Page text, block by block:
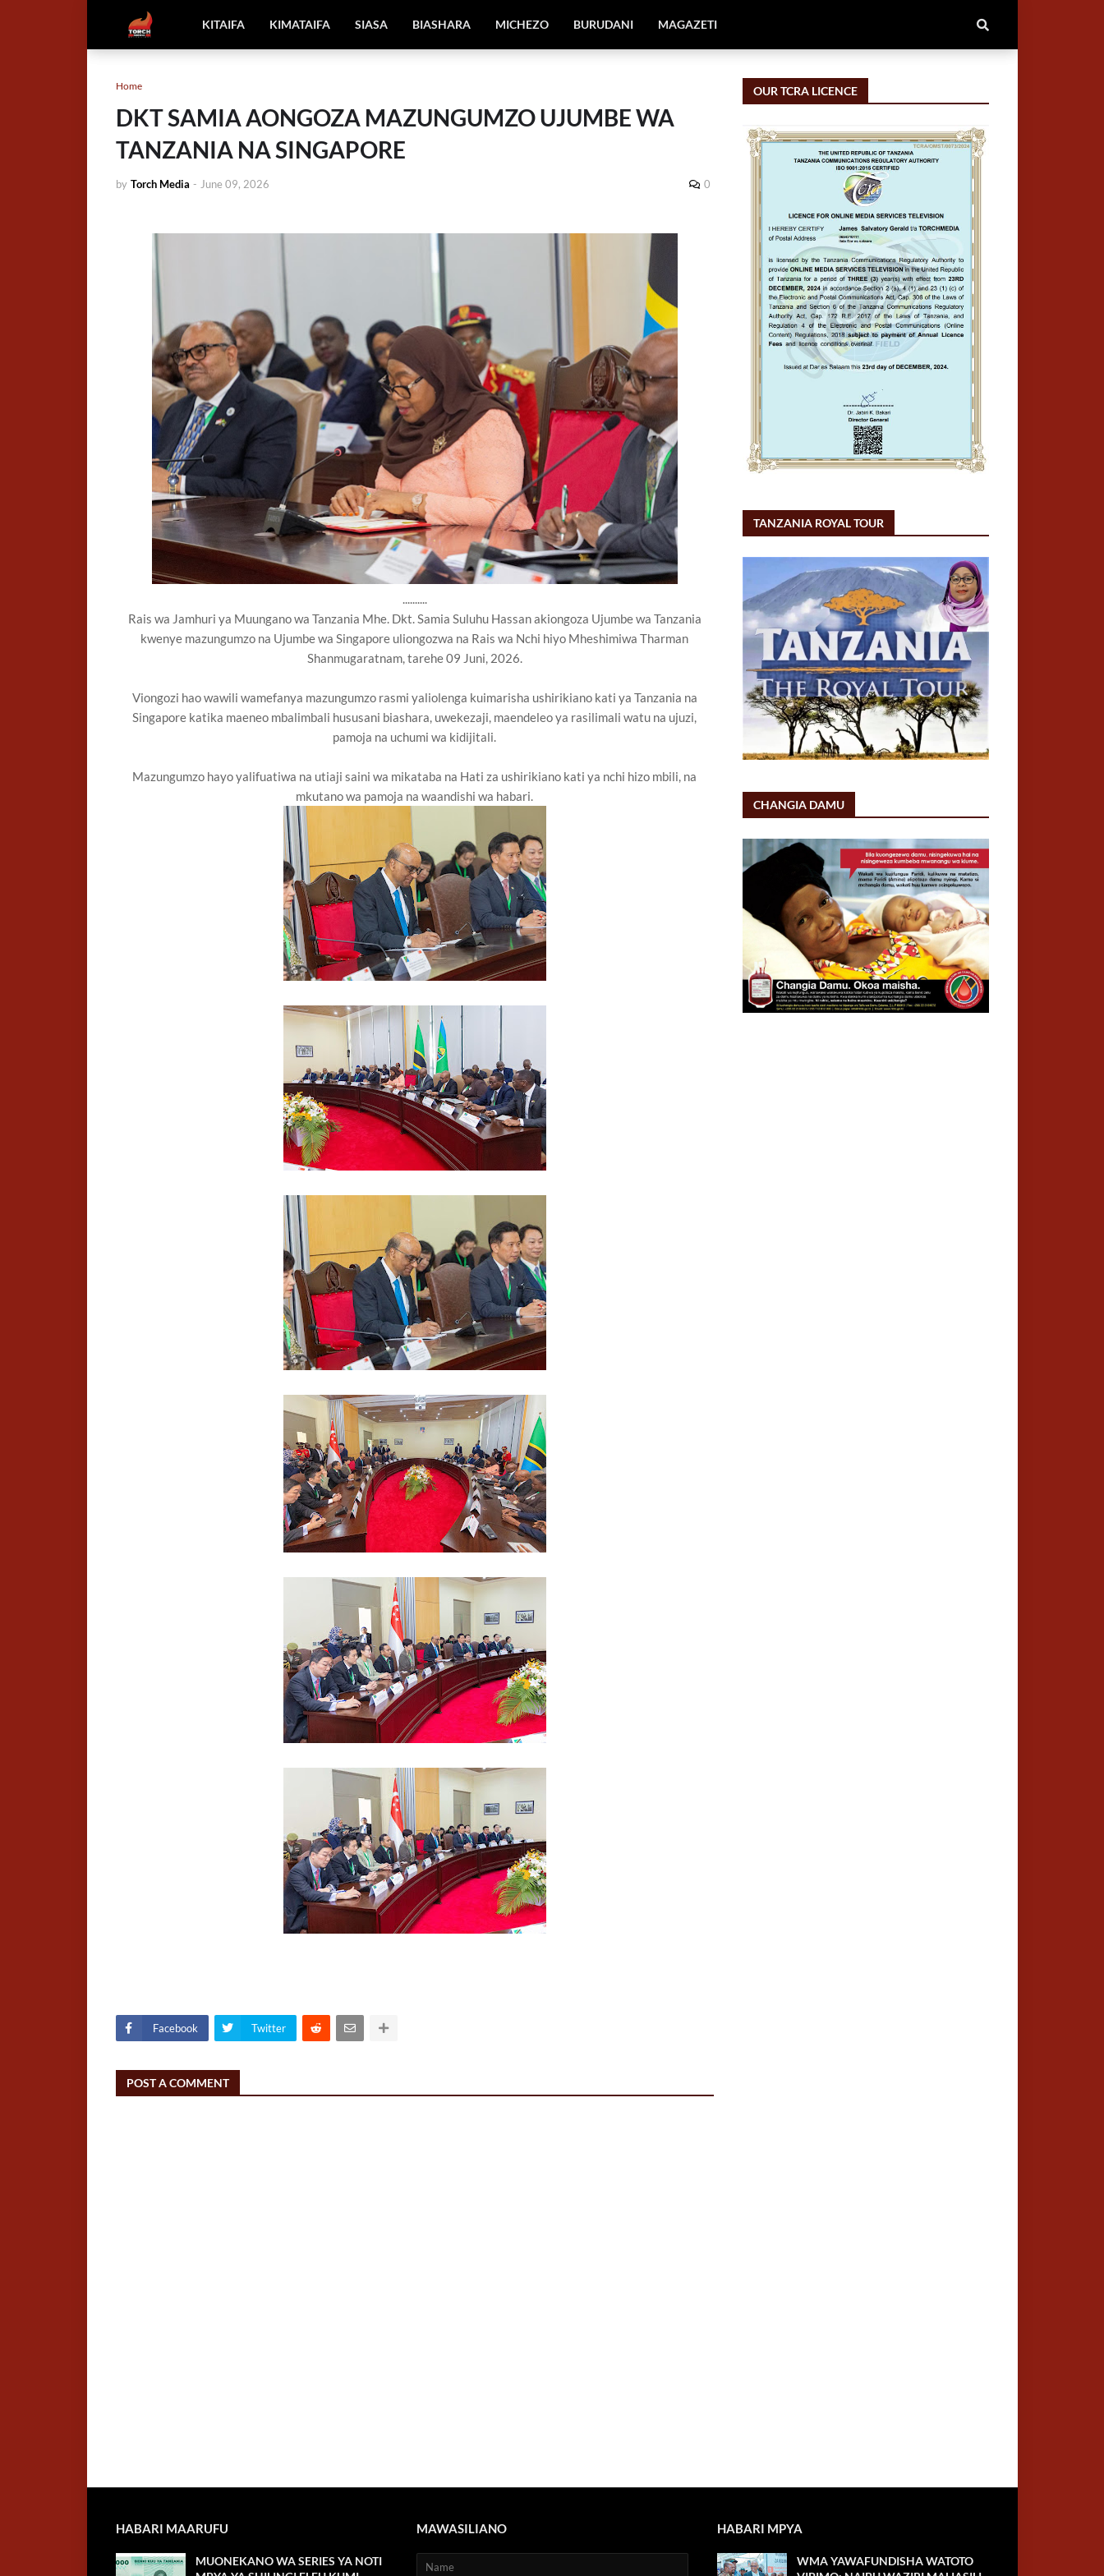
KITAIFA KIMATAIFA SIASA BIASHARA MICHEZO BURUDANI MAGAZETI
Home
DKT SAMIA AONGOZA MAZUNGUMZO UJUMBE WA
TANZANIA NA SINGAPORE
by Torch Media - June 09, 2026 0
..........
Rais wa Jamhuri ya Muungano wa Tanzania Mhe. Dkt. Samia Suluhu Hassan akiongoza Ujumbe wa Tanzania
kwenye mazungumzo na Ujumbe wa Singapore uliongozwa na Rais wa Nchi hiyo Mheshimiwa Tharman
Shanmugaratnam, tarehe 09 Juni, 2026.
Viongozi hao wawili wamefanya mazungumzo rasmi yaliolenga kuimarisha ushirikiano kati ya Tanzania na
Singapore katika maeneo mbalimbali hususani biashara, uwekezaji, maendeleo ya rasilimali watu na ujuzi,
pamoja na uchumi wa kidijitali.
Mazungumzo hayo yalifuatiwa na utiaji saini wa mikataba na Hati za ushirikiano kati ya nchi hizo mbili, na
mkutano wa pamoja na waandishi wa habari.
Facebook Twitter
POST A COMMENT
OUR TCRA LICENCE
TANZANIA ROYAL TOUR
CHANGIA DAMU
HABARI MAARUFU
MUONEKANO WA SERIES YA NOTI
MAWASILIANO HABARI MPYA
WMA YAWAFUNDISHA WATOTO